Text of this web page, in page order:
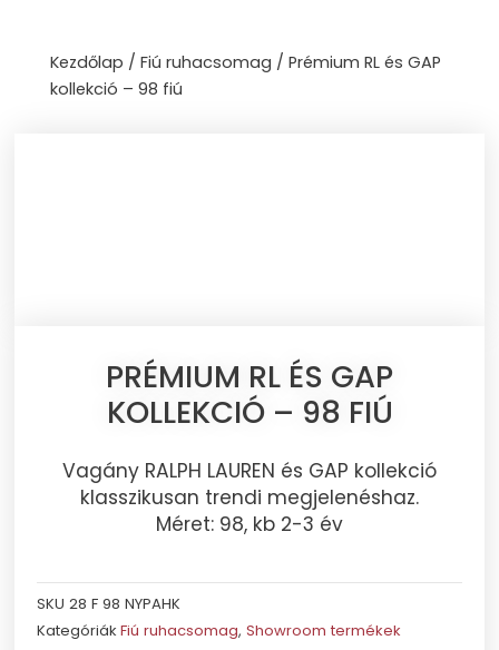
contentKezdőlap / Fiú ruhacsomag / Prémium RL és GAP
kollekció – 98 fiú
PRÉMIUM RL ÉS GAP
KOLLEKCIÓ – 98 FIÚ
Vagány RALPH LAUREN és GAP kollekció
klasszikusan trendi megjelenéshaz.
Méret: 98, kb 2-3 év
SKU28 F 98 NYPAHK
Kategóriák Fiú ruhacsomag,Showroom termékek